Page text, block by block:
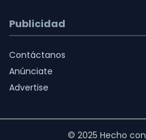
Publicidad
Contáctanos
Anúnciate
Advertise
© 2025 Hecho con